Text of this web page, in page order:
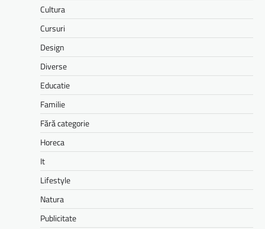
Cultura
Cursuri
Design
Diverse
Educatie
Familie
Fără categorie
Horeca
It
Lifestyle
Natura
Publicitate